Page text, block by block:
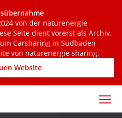
von der naturenergie
Seite dient vorerst als Archiv.
Carsharing in Südbaden
von naturenergie sharing.
Website